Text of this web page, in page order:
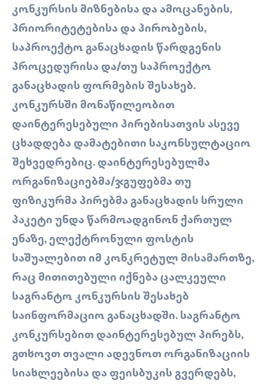
ᲙᲝᲜᲙᲣᲠᲡᲘᲡ ᲛᲘᲖᲜᲔᲑᲘᲡᲐ ᲓᲐ ᲐᲛᲝᲪᲐᲜᲔᲑᲘᲡ,
ᲞᲠᲘᲝᲠᲘᲢᲔᲢᲔᲑᲘᲡᲐ ᲓᲐ ᲞᲘᲠᲝᲑᲔᲑᲘᲡ,
ᲡᲐᲞᲠᲝᲔᲥᲢᲝ ᲒᲐᲜᲐᲪᲮᲐᲓᲘᲡ ᲬᲐᲠᲓᲒᲔᲜᲘᲡ
ᲞᲠᲝᲪᲔᲓᲣᲠᲘᲡᲐ ᲓᲐ/ᲗᲣ ᲡᲐᲞᲠᲝᲔᲥᲢᲝ
ᲒᲐᲜᲐᲪᲮᲐᲓᲘᲡ ᲤᲝᲠᲛᲔᲑᲘᲡ ᲨᲔᲡᲐᲮᲔᲑ.
ᲙᲝᲜᲙᲣᲠᲡᲨᲘ ᲛᲝᲜᲐᲬᲘᲚᲔᲝᲑᲘᲗ
ᲓᲐᲘᲜᲢᲔᲠᲔᲡᲔᲑᲣᲚᲘ ᲞᲘᲠᲔᲑᲘᲡᲐᲗᲕᲘᲡ ᲐᲡᲔᲕᲔ
ᲪᲮᲐᲓᲓᲔᲑᲐ ᲓᲐᲛᲐᲢᲔᲑᲘᲗᲘ ᲡᲐᲙᲝᲜᲡᲣᲚᲢᲐᲪᲘᲝ
ᲨᲔᲮᲕᲔᲓᲠᲔᲑᲘᲪ. ᲓᲐᲘᲜᲢᲔᲠᲔᲡᲔᲑᲣᲚᲛᲐ
ᲝᲠᲒᲐᲜᲘᲖᲐᲪᲘᲔᲑᲛᲐ/ᲯᲒᲣᲤᲔᲑᲛᲐ ᲗᲣ
ᲤᲘᲖᲘᲙᲣᲠᲛᲐ ᲞᲘᲠᲔᲑᲛᲐ ᲒᲐᲜᲐᲪᲮᲐᲓᲘᲡ ᲡᲠᲣᲚᲘ
ᲞᲐᲙᲔᲢᲘ ᲣᲜᲓᲐ ᲬᲐᲠᲛᲝᲐᲓᲒᲘᲜᲝᲜ ᲥᲐᲠᲗᲣᲚ
ᲔᲜᲐᲖᲔ, ᲔᲚᲔᲥᲢᲠᲝᲜᲣᲚᲘ ᲤᲝᲡᲢᲘᲡ
ᲡᲐᲨᲣᲐᲚᲔᲑᲘᲗ ᲘᲛ ᲙᲝᲜᲙᲠᲔᲢᲣᲚ ᲛᲘᲡᲐᲛᲐᲠᲗᲖᲔ,
ᲠᲐᲪ ᲛᲘᲗᲘᲗᲔᲑᲣᲚᲘ ᲘᲥᲜᲔᲑᲐ ᲪᲐᲚᲙᲔᲣᲚᲘ
ᲡᲐᲒᲠᲐᲜᲢᲝ ᲙᲝᲜᲙᲣᲠᲡᲘᲡ ᲨᲔᲡᲐᲮᲔᲑ
ᲡᲐᲘᲜᲤᲝᲠᲛᲐᲪᲘᲝ ᲒᲐᲜᲐᲪᲮᲐᲓᲨᲘ. ᲡᲐᲒᲠᲐᲜᲢᲝ
ᲙᲝᲜᲙᲣᲠᲡᲔᲑᲘᲗ ᲓᲐᲘᲜᲢᲔᲠᲔᲡᲔᲑᲣᲚ ᲞᲘᲠᲔᲑᲡ,
ᲒᲗᲮᲝᲕᲗ ᲗᲕᲐᲚᲘ ᲐᲓᲔᲕᲜᲝᲗ ᲝᲠᲒᲐᲜᲘᲖᲐᲪᲘᲘᲡ
ᲡᲘᲐᲮᲚᲔᲔᲑᲘᲡᲐ ᲓᲐ ᲤᲔᲘᲡᲑᲣᲙᲘᲡ ᲒᲕᲔᲠᲓᲔᲑᲡ,